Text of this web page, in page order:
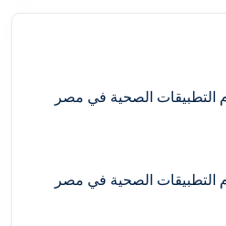
التطبيقات الصحية في مصر
التطبيقات الصحية في مصر